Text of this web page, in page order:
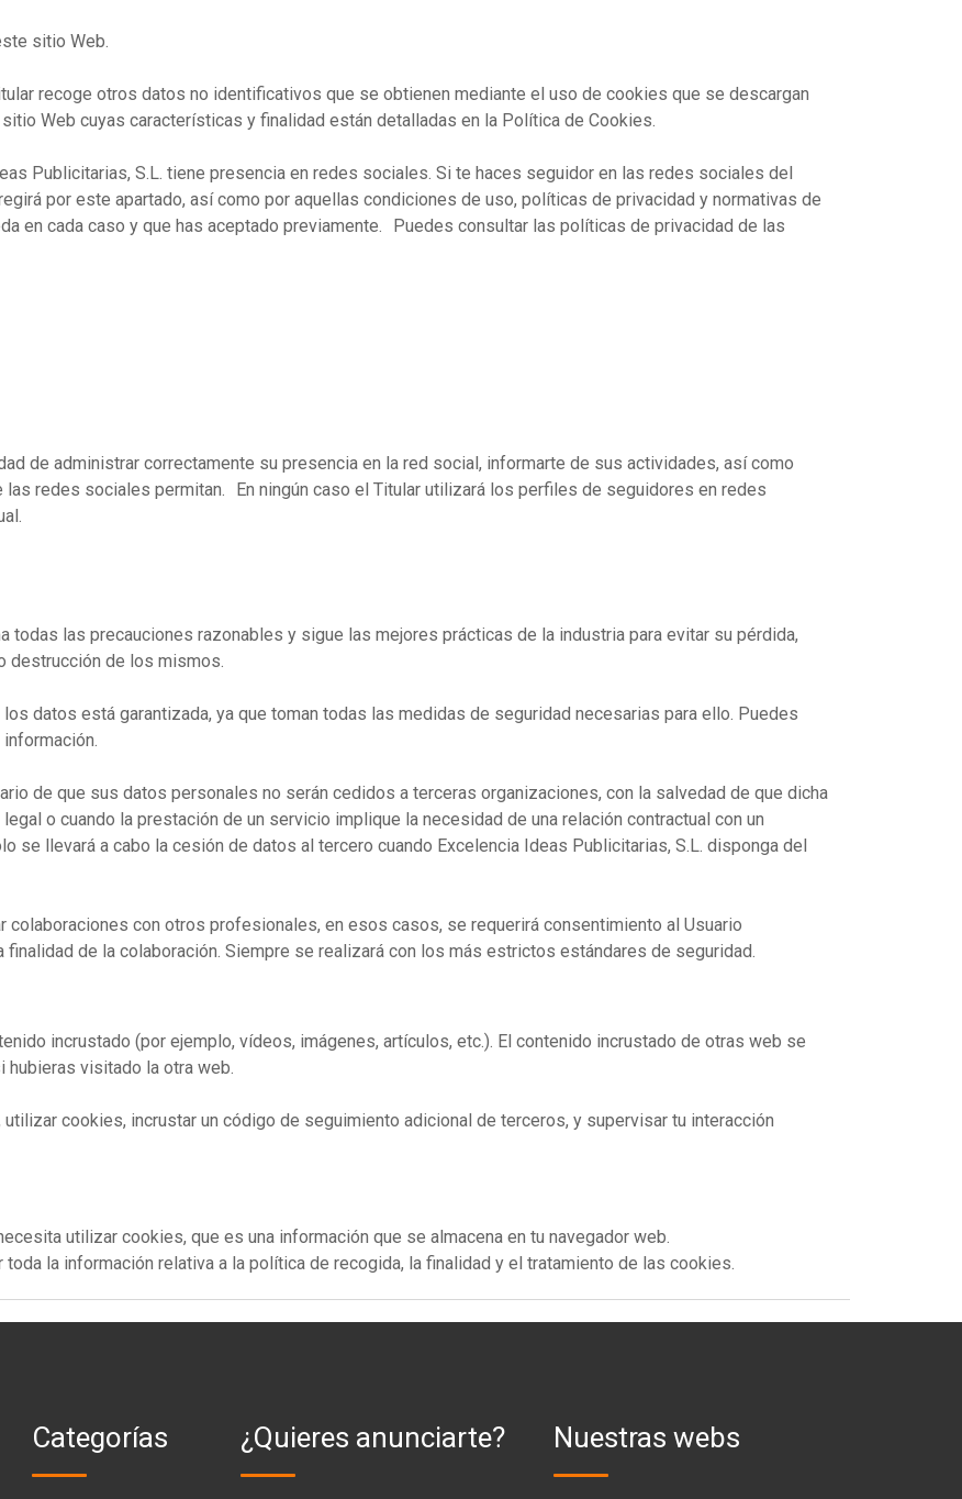
sitio Web.
recoge otros datos no identificativos que se obtienen mediante el uso de cookies que se descargan
Web cuyas características y finalidad están detalladas en la Política de Cookies.
Publicitarias, S.L. tiene presencia en redes sociales. Si te haces seguidor en las redes sociales del
por este apartado, así como por aquellas condiciones de uso, políticas de privacidad y normativas de
en cada caso y que has aceptado previamente. Puedes consultar las políticas de privacidad de las
de administrar correctamente su presencia en la red social, informarte de sus actividades, así como
las redes sociales permitan. En ningún caso el Titular utilizará los perfiles de seguidores en redes
todas las precauciones razonables y sigue las mejores prácticas de la industria para evitar su pérdida,
destrucción de los mismos.
datos está garantizada, ya que toman todas las medidas de seguridad necesarias para ello. Puedes
de que sus datos personales no serán cedidos a terceras organizaciones, con la salvedad de que dicha
o cuando la prestación de un servicio implique la necesidad de una relación contractual con un
se llevará a cabo la cesión de datos al tercero cuando Excelencia Ideas Publicitarias, S.L. disponga del
colaboraciones con otros profesionales, en esos casos, se requerirá consentimiento al Usuario
de la colaboración. Siempre se realizará con los más estrictos estándares de seguridad.
incrustado (por ejemplo, vídeos, imágenes, artículos, etc.). El contenido incrustado de otras web se
hubieras visitado la otra web.
cookies, incrustar un código de seguimiento adicional de terceros, y supervisar tu interacción
utilizar cookies, que es una información que se almacena en tu navegador web.
la información relativa a la política de recogida, la finalidad y el tratamiento de las cookies.
Categorías ¿Quieres anunciarte? Nuestras webs